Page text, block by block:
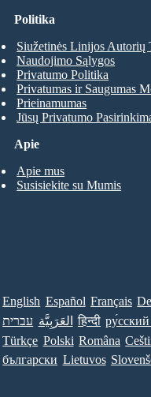
Apie
Apie mus
Susisiekite su Mumis
Politika
Siužetinės Linijos Autorių
Naudojimo Sąlygos
Privatumo Politika
Privatumas ir Saugumas
Prieinamumas
Jūsų Privatumo
English Español Français
עברית العَرَبِيَّة हिन्दी
Türkçe Polski Româna
български Lietuvos